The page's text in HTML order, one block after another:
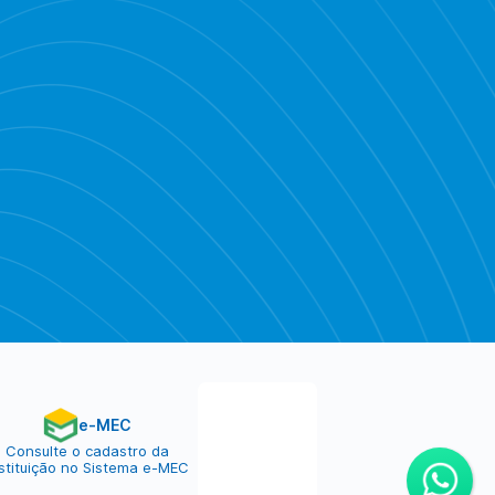
Piratebay
e-MEC
Consulte o cadastro da
no Sistema e-MEC